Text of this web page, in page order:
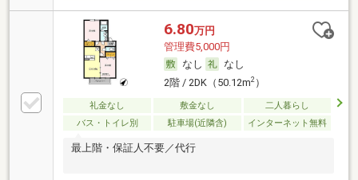
6.80万円
管理費5,000円
なし
なし
2階 / 2DK（50.12m2）
礼金なし 敷金なし
二人暮らし
バス・トイレ別
駐車場(近隣含) インターネット無料
最上階・保証人不要／代行